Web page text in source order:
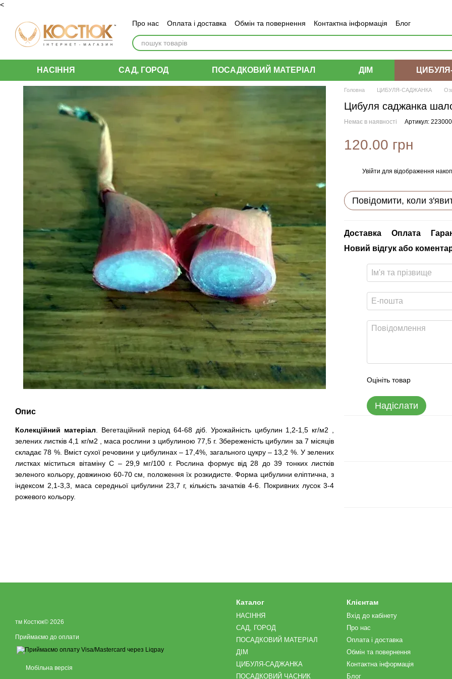
<
Про нас Оплата і доставка Обмін та повернення Контактна інформація
Блог
Угода користувача
НАСІННЯ САД, ГОРОД ПОСАДКОВИЙ МАТЕРІАЛ ДІМ
Опис
Колекційний матеріал . Вегетаційний період 64-68 діб. Урожайність цибулин 1,2-1,5 кг/м2 ,
зелених листків 4,1 кг/м2 , маса рослини з цибулиною 77,5 г. Збереженість цибулин за 7 місяців
складає 78 %. Вміст сухої речовини у цибулинах – 17,4%, загального цукру – 13,2 %. У зелених
листках міститься вітаміну С – 29,9 мг/100 г. Рослина формує від 28 до 39 тонких листків
зеленого кольору, довжиною 60-70 см, положення їх розкидисте. Форма цибулини еліптична, з
індексом 2,1-3,3, маса середньої цибулини 23,7 г, кількість зачатків 4-6. Покривних лусок 3-4
рожевого кольору.
Головна ЦИБУЛЯ-САДЖАНКА
Цибуля саджанка
Немає в наявності Артикул:
120.00 грн
Увійти для відображення
Повідомити, коли
Доставка Оплата
Новий відгук або
Оцініть товар
Надіслати
тм Костюк© 2026
Приймаємо до оплати
Мобільна версія
Каталог
НАСІННЯ
САД, ГОРОД
ПОСАДКОВИЙ МАТЕРІАЛ
ДІМ
ЦИБУЛЯ-САДЖАНКА
ПОСАДКОВИЙ ЧАСНИК
Клієнтам
Вхід до кабінету
Про нас
Оплата і доставка
Обмін та повернення
Контактна інформація
Блог